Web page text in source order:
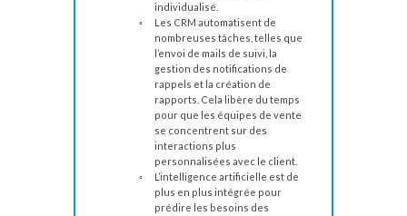
individualisé.
Les CRM automatisent de
nombreuses tâches, telles que
l’envoi de mails de suivi, la
gestion des notifications de
rappels et la création de
rapports. Cela libère du temps
pour que les équipes de vente
se concentrent sur des
interactions plus
personnalisées avec le client.
L’intelligence artificielle est de
plus en plus intégrée pour
prédire les besoins des